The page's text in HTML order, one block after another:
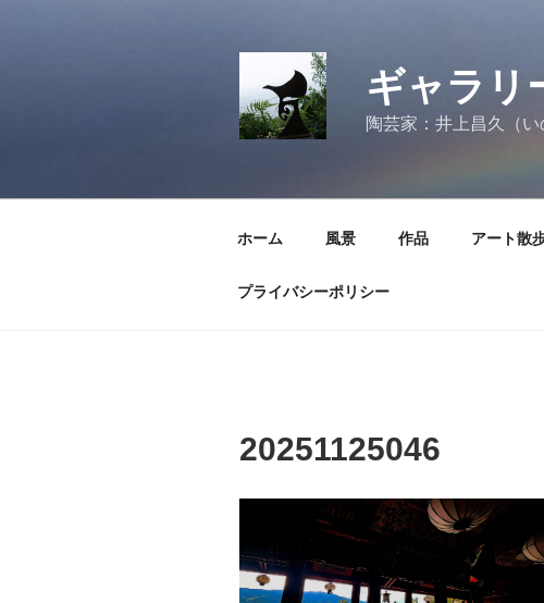
キ
ギャラリ
陶芸家：井上昌久（
ホーム 風景 作品 アート散
プライバシーポリシー
20251125046